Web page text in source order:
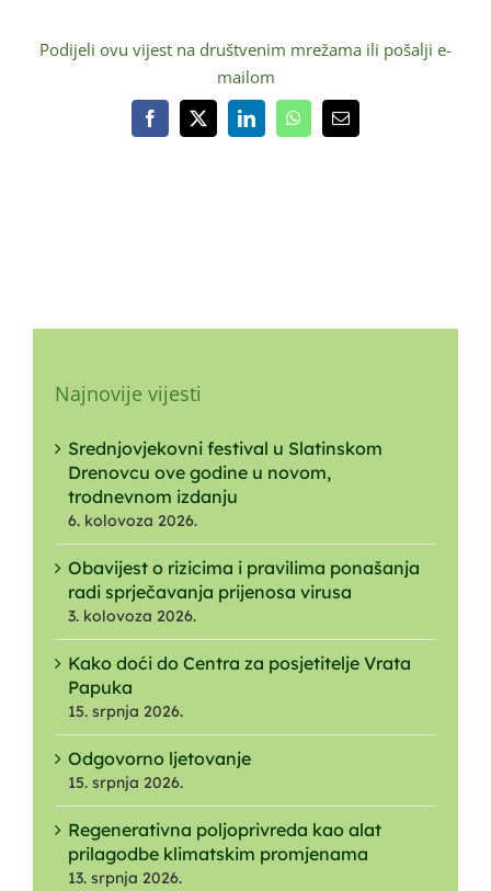
Podijeli ovu vijest na društvenim mrežama ili pošalji e-
mailom
Facebook
X LinkedInWhatsAppEmail:
Najnovije vijesti
Srednjovjekovni festival u Slatinskom
Drenovcu ove godine u novom,
trodnevnom izdanju
6. kolovoza 2026.
Obavijest o rizicima i pravilima ponašanja
radi sprječavanja prijenosa virusa
3. kolovoza 2026.
Kako doći do Centra za posjetitelje Vrata
Papuka
15. srpnja 2026.
Odgovorno ljetovanje
15. srpnja 2026.
Regenerativna poljoprivreda kao alat
prilagodbe klimatskim promjenama
13. srpnja 2026.